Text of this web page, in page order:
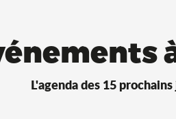
L'agenda des 15